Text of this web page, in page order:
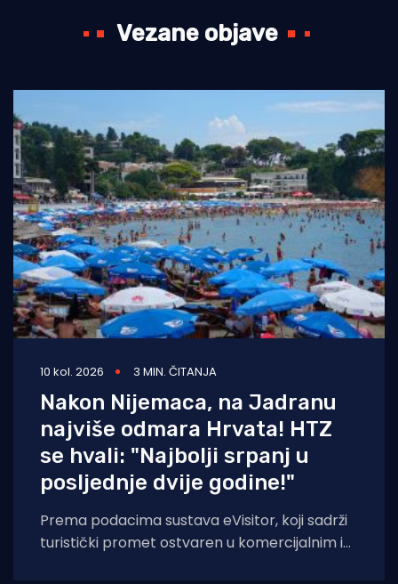
Vezane objave
10 kol. 2026 3 MIN. ČITANJA
Nakon Nijemaca, na Jadranu
najviše odmara Hrvata! HTZ
se hvali: "Najbolji srpanj u
posljednje dvije godine!"
Prema podacima sustava eVisitor, koji sadrži
turistički promet ostvaren u komercijalnim i